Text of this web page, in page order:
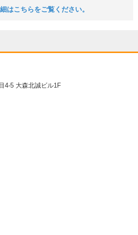
はこちらをご覧ください。
4-5 大森北誠ビル1F